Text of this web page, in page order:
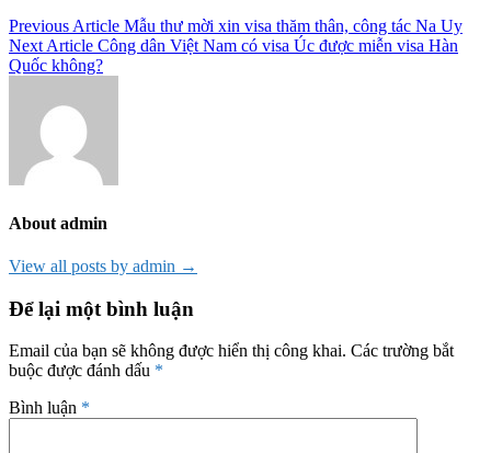
Điều
hướng
viết
Previous Article Mẫu thư mời xin visa thăm thân, công tác Na Uy
Next Article Công dân Việt Nam có visa Úc được miễn visa Hàn
Quốc không?
About admin
View all posts by admin →
Để lại một bình luận
Email của bạn sẽ không được hiển thị công khai. Các trường bắt
buộc được đánh dấu *
Bình luận *